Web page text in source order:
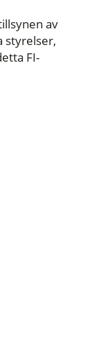
av
styrelser,
FI-